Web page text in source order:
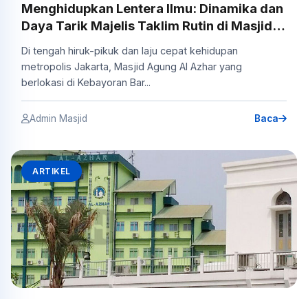
Menghidupkan Lentera Ilmu: Dinamika dan
Daya Tarik Majelis Taklim Rutin di Masjid
Di tengah hiruk-pikuk dan laju cepat kehidupan
metropolis Jakarta, Masjid Agung Al Azhar yang
berlokasi di Kebayoran Bar...
Admin Masjid Baca
ARTIKEL